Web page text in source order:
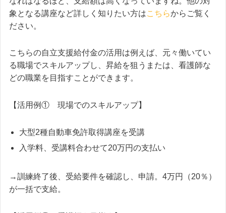
象となる講座など詳しく知りたい方はこちらからご覧く
ださい。
こちらの自立支援給付金の活用は例えば、元々働いてい
る職場でスキルアップし、昇給を狙うまたは、看護師な
どの職業を目指すことができます。
【活用例① 現場でのスキルアップ】
大型2種自動車免許取得講座を受講
入学料、受講料合わせて20万円の支払い
→訓練終了後、受給要件を確認し、申請。4万円（20％）
が一括で支給。